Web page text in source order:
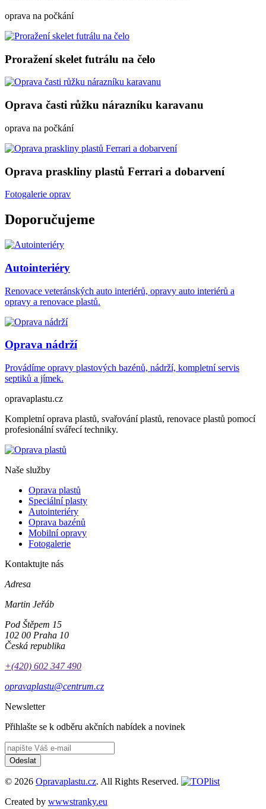
oprava na počkání
Proražení skelet futrálu na čelo
Oprava časti růžku nárazníku karavanu
oprava na počkání
Oprava praskliny plastů Ferrari a dobarvení
Fotogalerie oprav
Doporučujeme
Autointeriéry
Renovace veteránských auto interiérů, opravy auto interiérů a
opravy a renovace plastů.
Oprava nádrží
Provádíme opravy plastových bazénů, nádrží, kompletní servis
septiků a jímek.
opravaplastu.cz
Kompletní oprava plastů, svařování plastů, renovace plastů pomocí
profesionální svářecí techniky.
Naše služby
Oprava plastů
Speciální plasty
Autointeriéry
Oprava bazénů
Mobilní opravy
Fotogalerie
Kontaktujte nás
Adresa
Martin Jeřáb
Pod Štěpem 15
102 00 Praha 10
Česká republika
+(420) 602 347 490
opravaplastu@centrum.cz
Newsletter
Přihlašte se k odběru akčních nabídek a novinek
Odeslat
© 2026 Opravaplastu.cz. All Rights Reserved.
Created by wwwstranky.eu